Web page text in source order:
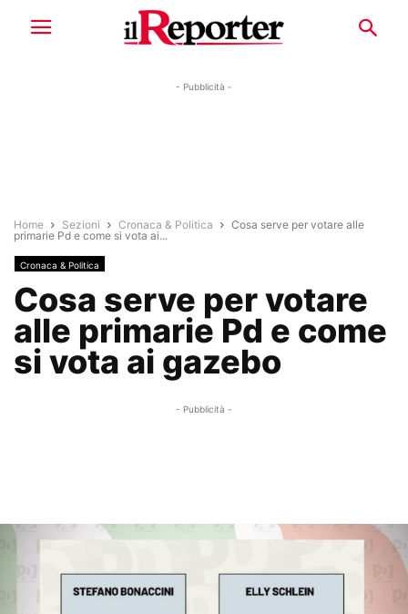
- Pubblicità -
Home Sezioni Cronaca & Politica
Cosa serve per votare alle
primarie Pd e come si vota ai...
Cronaca & Politica
Cosa serve per votare
alle primarie Pd e come
si vota ai gazebo
- Pubblicità -